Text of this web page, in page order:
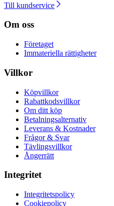
Till kundservice
Om oss
Företaget
Immateriella rättigheter
Villkor
Köpvillkor
Rabattkodsvillkor
Om ditt köp
Betalningsalternativ
Leverans & Kostnader
Frågor & Svar
Tävlingsvillkor
Ångerrätt
Integritet
Integritetspolicy
Cookiepolicy